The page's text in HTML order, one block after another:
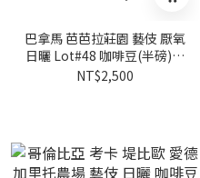
巴拿馬 芭芭拉莊園 藝伎 厭氧
日曬 Lot#48 咖啡豆(半磅)｜
黃金烘焙
NT$2,500